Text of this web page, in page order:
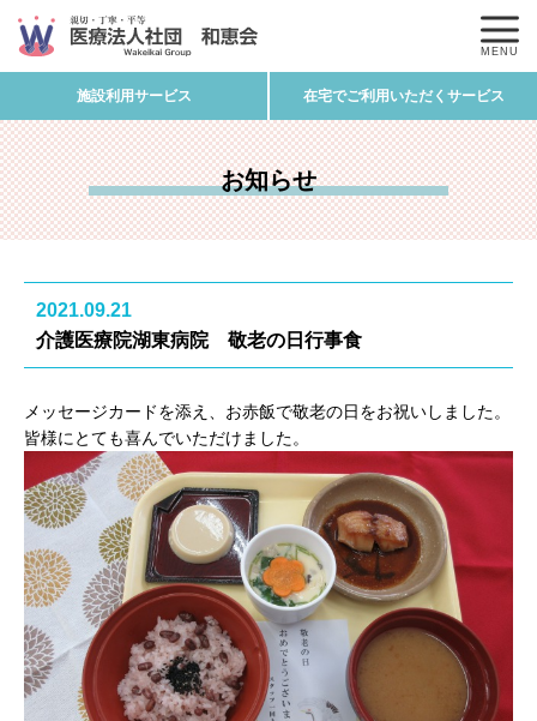
MENU
施設利用サービス 在宅でご利用いただくサービス
お知らせ
2021.09.21
介護医療院湖東病院 敬老の日行事食
メッセージカードを添え、お赤飯で敬老の日をお祝いしました。
皆様にとても喜んでいただけました。